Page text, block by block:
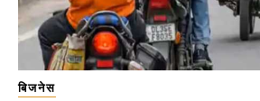
बिजनेस